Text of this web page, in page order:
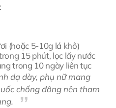
(hoặc 5-10g lá khô)
15 phút, lọc lấy nước
trong 10 ngày liên tục
dạ dày, phụ nữ mang
chống đông nên tham